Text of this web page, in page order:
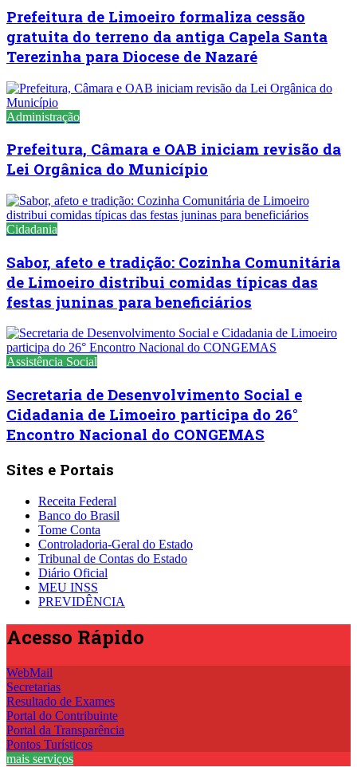
Prefeitura de Limoeiro formaliza cessão
gratuita do terreno da antiga Capela Santa
Terezinha para Diocese de Nazaré
Administração
Prefeitura, Câmara e OAB iniciam revisão da
Lei Orgânica do Município
Cidadania
Sabor, afeto e tradição: Cozinha Comunitária
de Limoeiro distribui comidas típicas das
festas juninas para beneficiários
Assistência Social
Secretaria de Desenvolvimento Social e
Cidadania de Limoeiro participa do 26°
Encontro Nacional do CONGEMAS
Sites e Portais
Receita Federal
Banco do Brasil
Tome Conta
Controladoria-Geral do Estado
Tribunal de Contas do Estado
Diário Oficial
MEU INSS
PREVIDÊNCIA
Acesso Rápido
WebMail
Secretarias
Resultado de Exames
Portal do Contribuinte
Portal da Transparência
Pontos Turísticos
mais serviços